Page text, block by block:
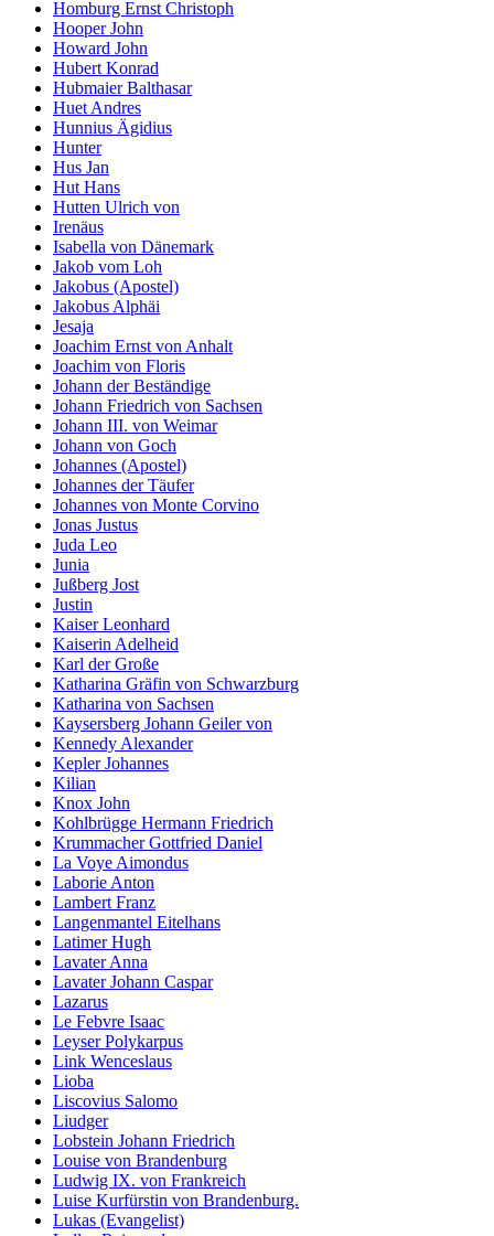
Homburg Ernst Christoph
Hooper John
Howard John
Hubert Konrad
Hubmaier Balthasar
Huet Andres
Hunnius Ägidius
Hunter
Hus Jan
Hut Hans
Hutten Ulrich von
Irenäus
Isabella von Dänemark
Jakob vom Loh
Jakobus (Apostel)
Jakobus Alphäi
Jesaja
Joachim Ernst von Anhalt
Joachim von Floris
Johann der Beständige
Johann Friedrich von Sachsen
Johann III. von Weimar
Johann von Goch
Johannes (Apostel)
Johannes der Täufer
Johannes von Monte Corvino
Jonas Justus
Juda Leo
Junia
Jußberg Jost
Justin
Kaiser Leonhard
Kaiserin Adelheid
Karl der Große
Katharina Gräfin von Schwarzburg
Katharina von Sachsen
Kaysersberg Johann Geiler von
Kennedy Alexander
Kepler Johannes
Kilian
Knox John
Kohlbrügge Hermann Friedrich
Krummacher Gottfried Daniel
La Voye Aimondus
Laborie Anton
Lambert Franz
Langenmantel Eitelhans
Latimer Hugh
Lavater Anna
Lavater Johann Caspar
Lazarus
Le Febvre Isaac
Leyser Polykarpus
Link Wenceslaus
Lioba
Liscovius Salomo
Liudger
Lobstein Johann Friedrich
Louise von Brandenburg
Ludwig IX. von Frankreich
Luise Kurfürstin von Brandenburg.
Lukas (Evangelist)